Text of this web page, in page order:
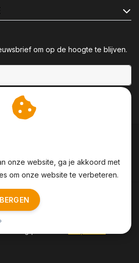
om op de hoogte te blijven.
| Disclaimer
| RSS Feed
onze website, ga je akkoord met
om onze website te verbeteren.